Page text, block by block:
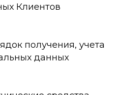
Клиентов
получения, учета
данных